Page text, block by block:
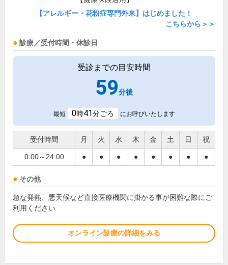
【アレルギー・花粉症専門外来】はじめました！
こちらから＞＞
診療／受付時間・休診日
受診までの目安時間
59分後
最短 0時41分ごろ にお呼びいたします
受付時間 月 火 水 木 金 土 日 祝
0:00～24:00 ● ● ● ● ● ● ● ●
その他
急な発熱、悪天候など直接医療機関に掛かる事が困難な際にご
利用ください
オンライン診療の詳細をみる